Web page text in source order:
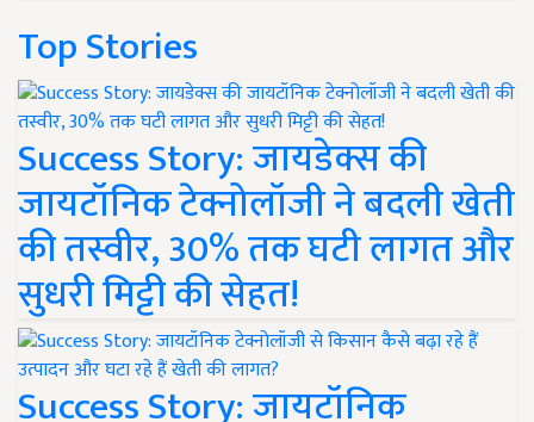
Top Stories
Success Story: जायडेक्स की
जायटॉनिक टेक्नोलॉजी ने बदली खेती
की तस्वीर, 30% तक घटी लागत और
सुधरी मिट्टी की सेहत!
Success Story: जायटॉनिक